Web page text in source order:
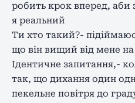
робить крок вперед, аби
я реальний
Ти хто такий?-
що він вищий від мене на
Ідентичне запитання,-
так, що дихання один
пекельне повітря до